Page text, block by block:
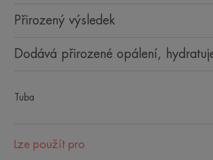
Přirozený výsledek
Dodává přirozené opálení,
Tuba
Lze použít pro